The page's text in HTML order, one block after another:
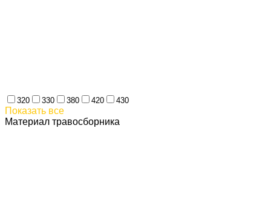
320 330 380 420 430
Показать все
Материал травосборника